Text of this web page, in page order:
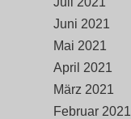
Juni 2021
Mai 2021
April 2021
März 2021
Februar 2021